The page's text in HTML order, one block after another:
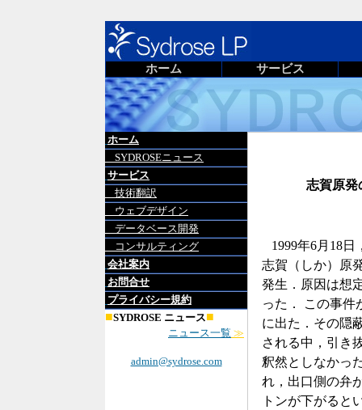
ホーム サービス
ホーム
SYDROSEニュース
サービス
技術翻訳
ウェブデザイン
データベース開発
コンサルティング
会社案内
お問合せ
プライバシー規約
■SYDROSE ニュース■
ニュース一覧 ≫
admin@sydrose.com
志賀原発
1999年6月18日
志賀（しか）原
発生．原因は想
った． この事件
に出た．その隠
される中，引き
釈然としなかっ
れ，出口側の弁
トンが下がると